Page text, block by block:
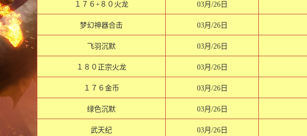
１７６+８０火龙 03月/26日
梦幻神器合击 03月/26日
飞羽沉默 03月/26日
１８０正宗火龙 03月/26日
１７６金币 03月/26日
绿色沉默 03月/26日
武天纪 03月/26日